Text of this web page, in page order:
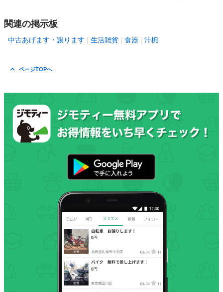
関連の掲示板
中古あげます・譲ります 生活雑貨 食器 汁椀
ページTOPへ